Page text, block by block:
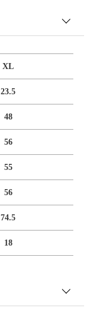
XL
23.5
48
56
55
56
74.5
18